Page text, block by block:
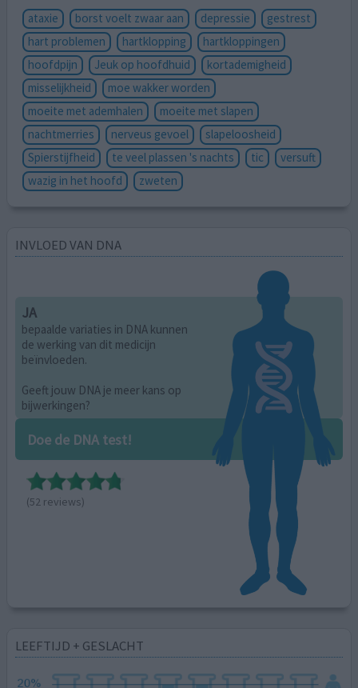
ataxie
borst voelt zwaar aan depressie
gestrest
hart problemen
hartklopping
hartkloppingen
hoofdpijn
Jeuk op hoofdhuid
kortademigheid
misselijkheid
moe wakker worden
moeite met ademhalen
moeite met slapen
nachtmerries
nerveus gevoel
slapeloosheid
Spierstijfheid
te veel plassen 's nachts tic
versuft
wazig in het hoofd
zweten
INVLOED VAN DNA
JA
bepaalde variaties in DNA kunnen
de werking van dit medicijn
beïnvloeden.
Geeft jouw DNA je meer kans op
bijwerkingen?
Doe de DNA test!
(52 reviews)
LEEFTIJD + GESLACHT